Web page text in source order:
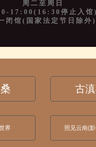
周二至周日
17:00(16:30停止入馆)
闭馆(国家法定节日除外)
古
界 照见云南(